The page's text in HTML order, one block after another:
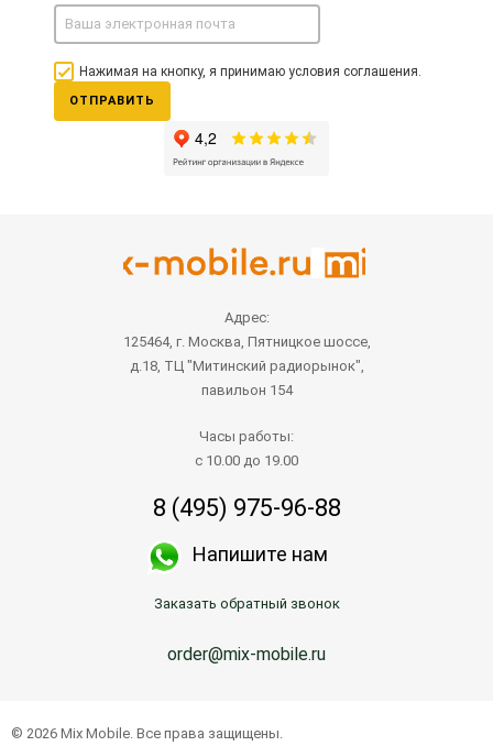
Нажимая на кнопку, я принимаю условия соглашения.
ОТПРАВИТЬ
Адрес:
125464, г. Москва, Пятницкое шоссе,
д.18, ТЦ "Митинский радиорынок",
павильон 154
Часы работы:
с 10.00 до 19.00
8 (495) 975-96-88
Напишите нам
Заказать обратный звонок
order@mix-mobile.ru
© 2026 Mix Mobile. Все права защищены.